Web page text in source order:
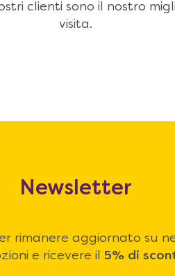
clienti sono il nostro
visita.
Newsletter
rimanere aggiornato su
e ricevere il 5% di